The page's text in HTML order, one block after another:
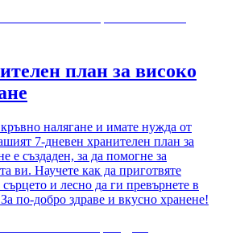
план за високо
налягане и имате нужда от
7-дневен хранителен план за
е създаден, за да помогне за
ви. Научете как да приготвяте
сърцето и лесно да ги превърнете в
по-добро здраве и вкусно хранене!